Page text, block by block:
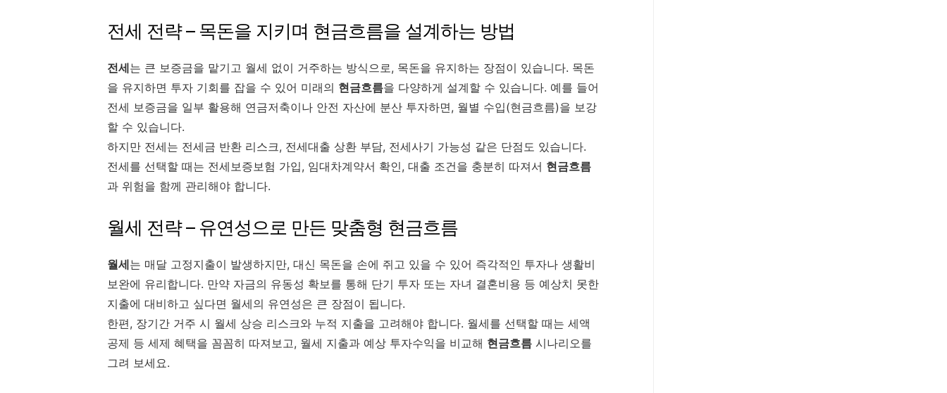
전세 전략 – 목돈을 지키며 현금흐름을 설계하는 방법
전세는 큰 보증금을 맡기고 월세 없이 거주하는 방식으로, 목돈을 유지하는 장점이 있습니다. 목돈
을 유지하면 투자 기회를 잡을 수 있어 미래의 현금흐름을 다양하게 설계할 수 있습니다. 예를 들어
전세 보증금을 일부 활용해 연금저축이나 안전 자산에 분산 투자하면, 월별 수입(현금흐름)을 보강
할 수 있습니다.
하지만 전세는 전세금 반환 리스크, 전세대출 상환 부담, 전세사기 가능성 같은 단점도 있습니다.
전세를 선택할 때는 전세보증보험 가입, 임대차계약서 확인, 대출 조건을 충분히 따져서 현금흐름
과 위험을 함께 관리해야 합니다.
월세 전략 – 유연성으로 만든 맞춤형 현금흐름
월세는 매달 고정지출이 발생하지만, 대신 목돈을 손에 쥐고 있을 수 있어 즉각적인 투자나 생활비
보완에 유리합니다. 만약 자금의 유동성 확보를 통해 단기 투자 또는 자녀 결혼비용 등 예상치 못한
지출에 대비하고 싶다면 월세의 유연성은 큰 장점이 됩니다.
한편, 장기간 거주 시 월세 상승 리스크와 누적 지출을 고려해야 합니다. 월세를 선택할 때는 세액
공제 등 세제 혜택을 꼼꼼히 따져보고, 월세 지출과 예상 투자수익을 비교해 현금흐름 시나리오를
그려 보세요.